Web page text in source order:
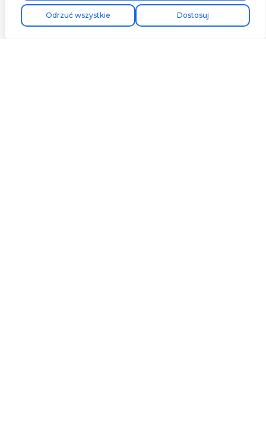
Dostosuj
Odrzuć wszystkie
Darmowa wysyłka ekspresowa!